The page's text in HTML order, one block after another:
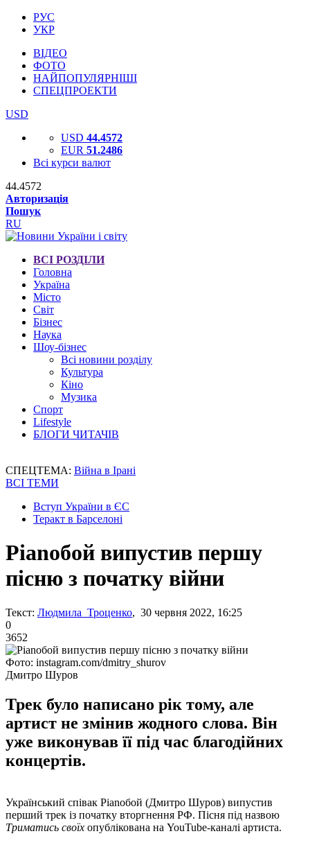
РУС
УКР
ВІДЕО
ФОТО
НАЙПОПУЛЯРНІШІ
СПЕЦПРОЕКТИ
USD
USD 44.4572
EUR 51.2486
Всі курси валют
44.4572
Авторизація
Пошук
RU
ВСІ РОЗДІЛИ
Головна
Україна
Місто
Світ
Бізнес
Наука
Шоу-бізнес
Всі новини розділу
Культура
Кіно
Музика
Спорт
Lifestyle
БЛОГИ ЧИТАЧІВ
СПЕЦТЕМА: Війна в Ірані
ВСІ ТЕМИ
Вступ України в ЄС
Теракт в Барселоні
Pianoбой випустив першу
пісню з початку війни
Текст: Людмила Троценко, 30 червня 2022, 16:25
0
3652
Фото: instagram.com/dmitry_shurov
Дмитро Шуров
Трек було написано рік тому, але
артист не змінив жодного слова. Він
уже виконував її під час благодійних
концертів.
Український співак Pianoбой (Дмитро Шуров) випустив
перший трек із початку вторгнення РФ. Пісня під назвою
Триматись своїх опублікована на YouTube-каналі артиста.